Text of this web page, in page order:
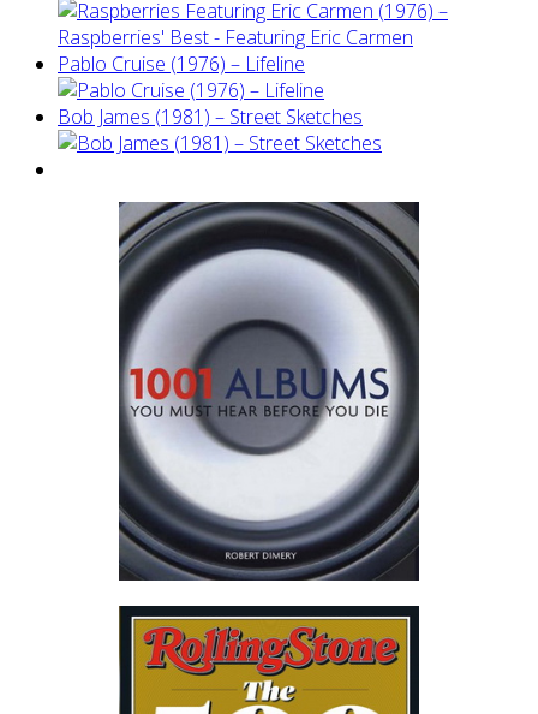
Pablo Cruise (1976) – Lifeline
Bob James (1981) – Street Sketches